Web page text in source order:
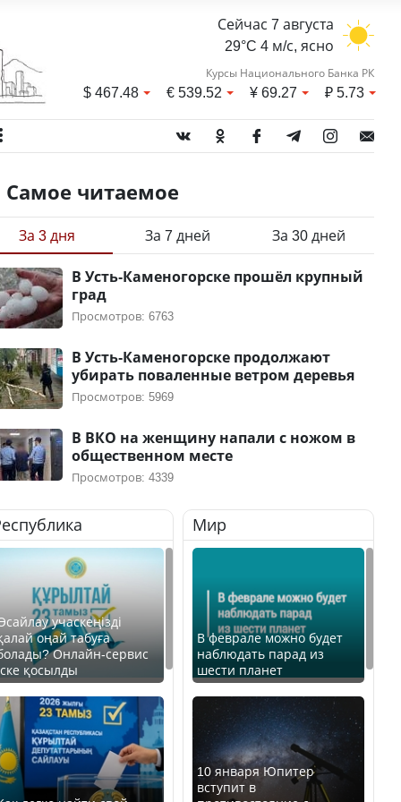
Сейчас 7 августа
29°C 4 м/с, ясно
Курсы Национального Банка РК
$467.48 €539.52 ¥69.27 ₽5.73
Самое читаемое
За 3 дня За 7 дней За 30 дней
В Усть-Каменогорске прошёл крупный
град
Просмотров: 6763
В Усть-Каменогорске продолжают
убирать поваленные ветром деревья
Просмотров: 5969
В ВКО на женщину напали с ножом в
общественном месте
Просмотров: 4339
учаскеңізді
оңай табуға
Онлайн-сервис
қосылды
Мир
В феврале можно будет
наблюдать парад из
шести планет
10 января Юпитер
вступит в